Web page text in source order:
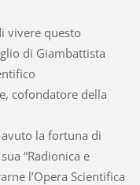
questo
di Giambattista
cofondatore della
la fortuna di
“Radionica e
l’Opera Scientifica